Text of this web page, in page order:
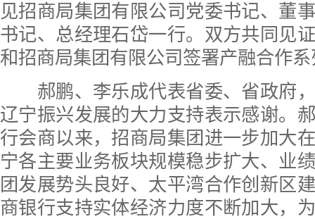
见招商局集团有限公司党委书记、董
书记、总经理石岱一行。双方共同见
和招商局集团有限公司签署产融合作
郝鹏、李乐成代表省委、省政府，
辽宁振兴发展的大力支持表示感谢。
行会商以来，招商局集团进一步加大
宁各主要业务板块规模稳步扩大、业
团发展势头良好、太平湾合作创新区
商银行支持实体经济力度不断加大，